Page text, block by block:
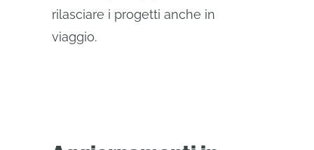
rilasciare i progetti anche in
viaggio.